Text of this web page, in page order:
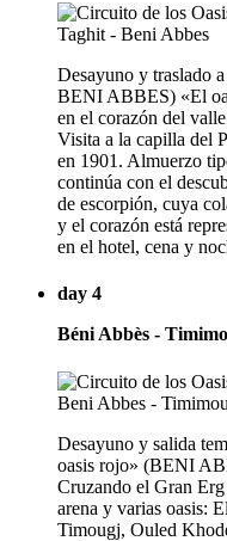
Desayuno y traslado
BENI ABBES) «El
en el corazón del
Visita a la capilla del
en 1901. Almuerzo
continúa con el
de escorpión, cuya
y el corazón está
en el hotel, cena y
day 4
Béni Abbès -
Desayuno y salida
oasis rojo» (BENI
Cruzando el Gran
arena y varias oasis:
Timougj, Ouled